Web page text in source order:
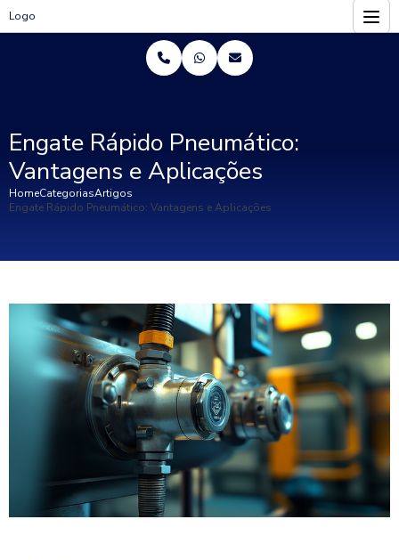
Logo
HomeCategoriasArtigos
Engate Rápido Pneumático: Vantagens e Aplicações
Engate Rápido Pneumático:
Vantagens e Aplicações